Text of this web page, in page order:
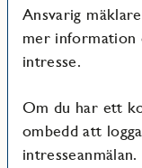
Ansvarig
mer information
intresse.
Om du har ett
ombedd att
intresseanmälan.